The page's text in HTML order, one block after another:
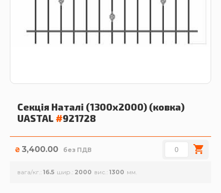
Секція Наталі (1300х2000) (ковка)
UASTAL #921728
₴ 3,400.00 без ПДВ
вага/кг. 16.5 шир. 2000 вис. 1300